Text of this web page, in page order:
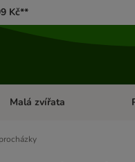
Kč**
Otevřít menu: Kočky
Malá zvířata